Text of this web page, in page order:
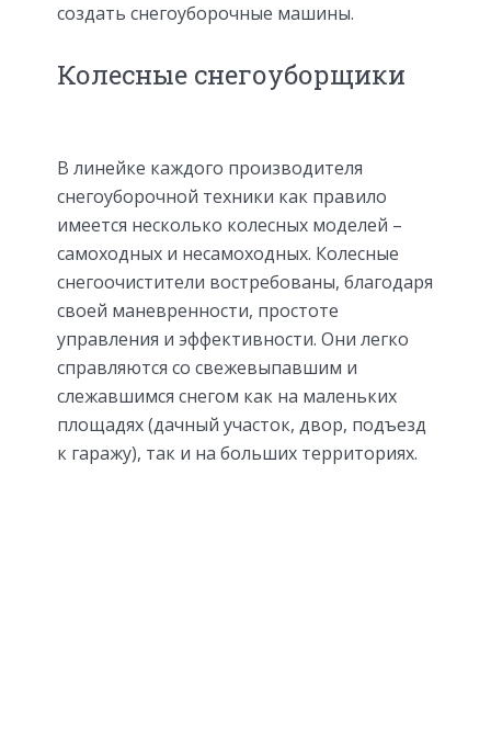
создать снегоуборочные машины.
Колесные снегоуборщики
В линейке каждого производителя
снегоуборочной техники как правило
имеется несколько колесных моделей –
самоходных и несамоходных. Колесные
снегоочистители востребованы, благодаря
своей маневренности, простоте
управления и эффективности. Они легко
справляются со свежевыпавшим и
слежавшимся снегом как на маленьких
площадях (дачный участок, двор, подъезд
к гаражу), так и на больших территориях.